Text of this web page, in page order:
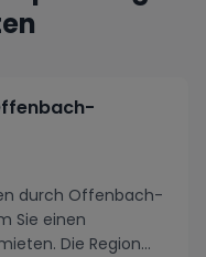
durch Offenbach-
Sie einen
Die Region